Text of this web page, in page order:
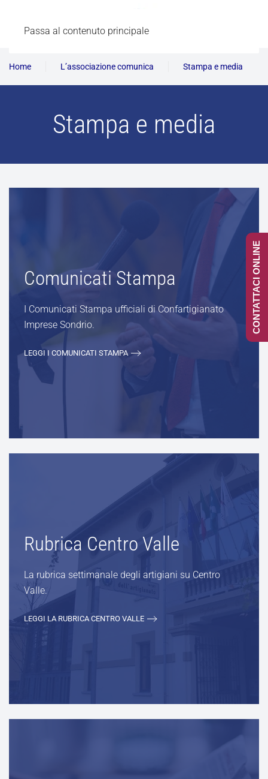
Passa al contenuto principale
Home L’associazione comunica Stampa e media
Stampa e media
Comunicati Stampa
I Comunicati Stampa ufficiali di Confartigianato
Imprese Sondrio.
LEGGI I COMUNICATI STAMPA
Rubrica Centro Valle
La rubrica settimanale degli artigiani su Centro
Valle.
LEGGI LA RUBRICA CENTRO VALLE
CONTATTACI ONLINE